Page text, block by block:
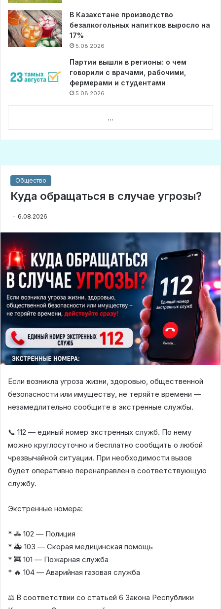
В Казахстане производство
безалкогольных напитков выросло на
17%
5.08.2026
Партии вышли в регионы: о чем
говорили с врачами, рабочими,
фермерами и студентами
5.08.2026
...